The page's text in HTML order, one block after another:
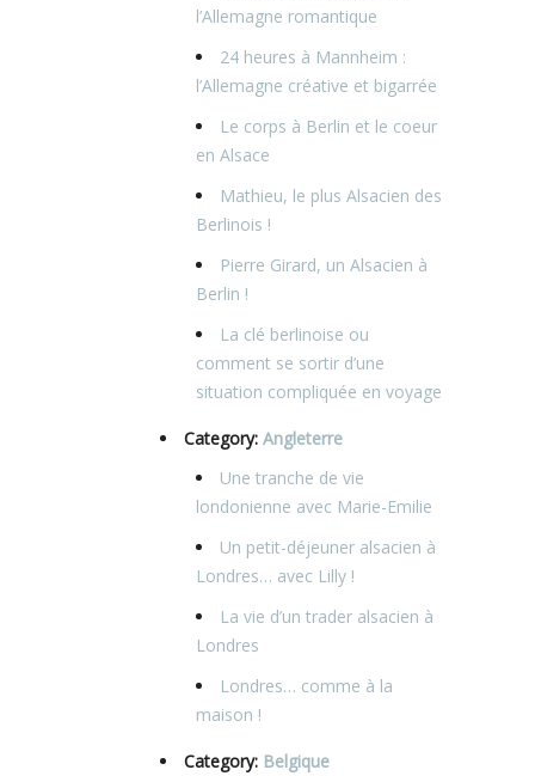
l’Allemagne romantique
24 heures à Mannheim :
l’Allemagne créative et bigarrée
Le corps à Berlin et le coeur
en Alsace
Mathieu, le plus Alsacien des
Berlinois !
Pierre Girard, un Alsacien à
Berlin !
La clé berlinoise ou
comment se sortir d’une
situation compliquée en voyage
Category: Angleterre
Une tranche de vie
londonienne avec Marie-Emilie
Un petit-déjeuner alsacien à
Londres… avec Lilly !
La vie d’un trader alsacien à
Londres
Londres… comme à la
maison !
Category: Belgique